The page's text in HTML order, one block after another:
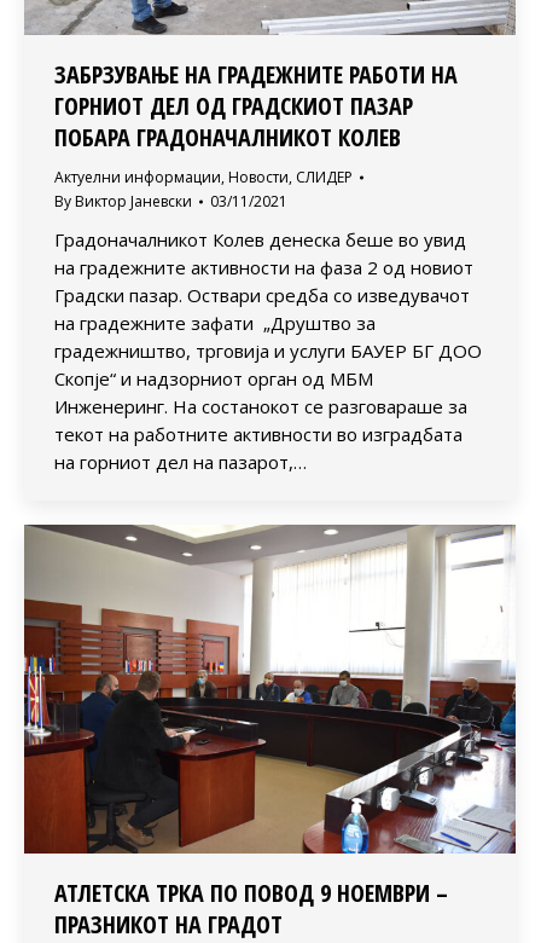
ЗАБРЗУВАЊЕ НА ГРАДЕЖНИТЕ РАБОТИ НА
ГОРНИОТ ДЕЛ ОД ГРАДСКИОТ ПАЗАР
ПОБАРА ГРАДОНАЧАЛНИКОТ КОЛЕВ
Актуелни информации, Новости, СЛИДЕР
By Виктор Јаневски 03/11/2021
Градоначалникот Колев денеска беше во увид
на градежните активности на фаза 2 од новиот
Градски пазар. Оствари средба со изведувачот
на градежните зафати „Друштво за
градежништво, трговија и услуги БАУЕР БГ ДОО
Скопје“ и надзорниот орган од МБМ
Инженеринг. На состанокот се разговараше за
текот на работните активности во изградбата
на горниот дел на пазарот,…
АТЛЕТСКА ТРКА ПО ПОВОД 9 НОЕМВРИ –
ПРАЗНИКОТ НА ГРАДОТ